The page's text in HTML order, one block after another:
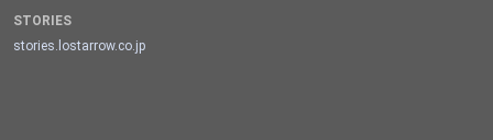
STORIES
stories.lostarrow.co.jp